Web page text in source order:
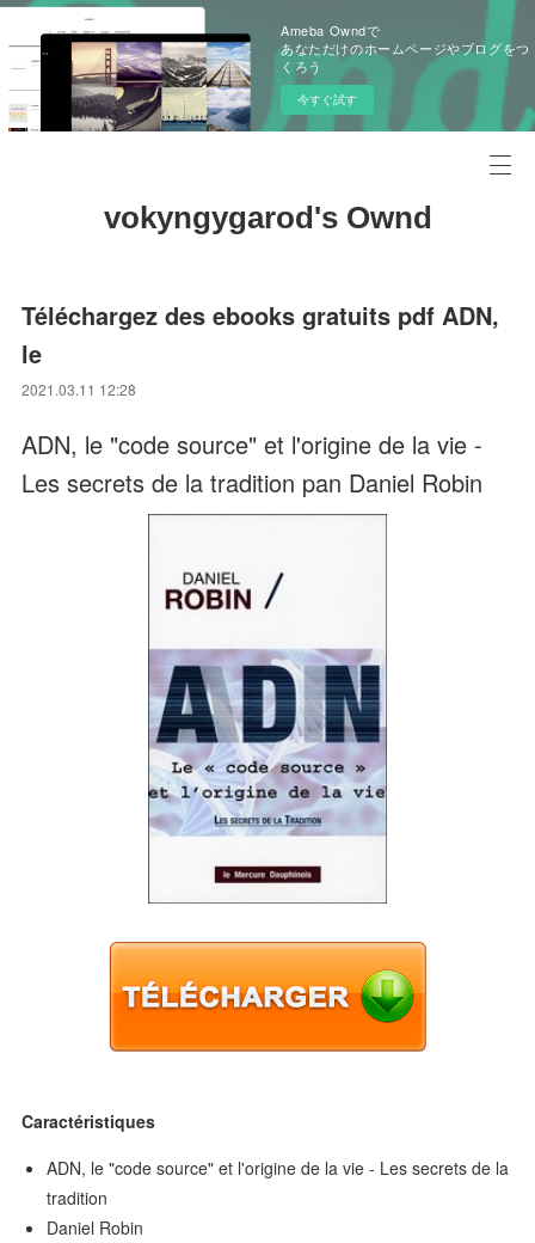
Ameba Owndで
あなただけのホームページやブログをつ
くろう
今すぐ試す
vokyngygarod's Ownd
Téléchargez des ebooks gratuits pdf ADN,
le
2021.03.11 12:28
ADN, le "code source" et l'origine de la vie -
Les secrets de la tradition pan Daniel Robin
Caractéristiques
ADN, le "code source" et l'origine de la vie - Les secrets de la
tradition
Daniel Robin